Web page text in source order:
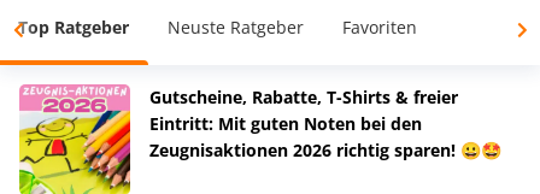
Top Ratgeber Neuste Ratgeber Favoriten
Gutscheine, Rabatte, T-Shirts & freier
Eintritt: Mit guten Noten bei den
Zeugnisaktionen 2026 richtig sparen! 😀🤩